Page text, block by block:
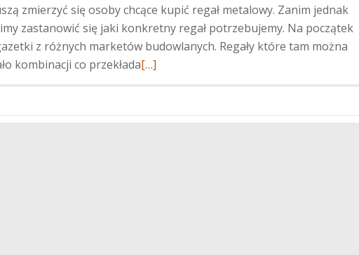
zmierzyć się osoby chcące kupić regał metalowy. Zanim jednak
zastanowić się jaki konkretny regał potrzebujemy. Na początek
z różnych marketów budowlanych. Regały które tam można
kombinacji co przekładaWięcej
[…]